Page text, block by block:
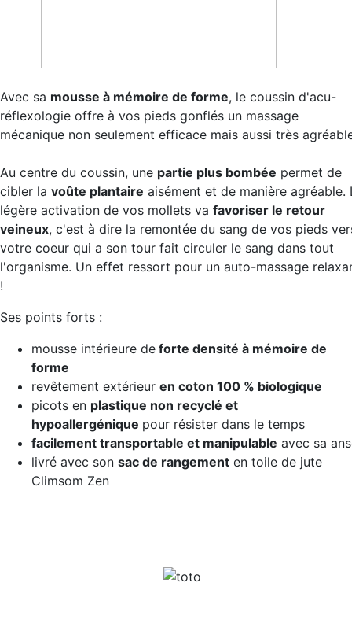
Avec sa mousse à mémoire de forme, le coussin d'acu-
réflexologie offre à vos pieds gonflés un massage
mécanique non seulement efficace mais aussi très
Au centre du coussin, une partie plus bombée permet de
cibler la voûte plantaire aisément et de manière agréable.
légère activation de vos mollets va favoriser le retour
veineux, c'est à dire la remontée du sang de vos pieds
votre coeur qui a son tour fait circuler le sang dans tout
l'organisme. Un effet ressort pour un auto-massage
!
Ses points forts :
mousse intérieure de forte densité à mémoire de
forme
revêtement extérieur en coton 100 % biologique
picots en plastique non recyclé et
hypoallergénique pour résister dans le temps
facilement transportable et manipulable avec sa
livré avec son sac de rangement en toile de jute
Climsom Zen